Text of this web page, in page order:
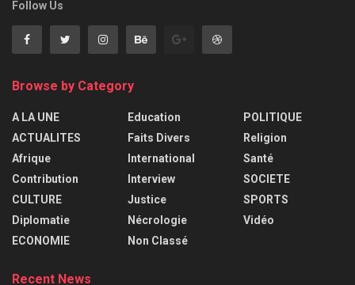
Follow Us
Browse by Category
A LA UNE
ACTUALITES
Afrique
Contribution
CULTURE
Diplomatie
ECONOMIE
Education
Faits Divers
International
Interview
Justice
Nécrologie
Non Classé
POLITIQUE
Religion
Santé
SOCIETE
SPORTS
Vidéo
Recent News